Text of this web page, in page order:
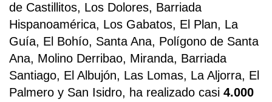
de Castillitos, Los Dolores, Barriada
Hispanoamérica, Los Gabatos, El Plan, La
Guía, El Bohío, Santa Ana, Polígono de Santa
Ana, Molino Derribao, Miranda, Barriada
Santiago, El Albujón, Las Lomas, La Aljorra, El
Palmero y San Isidro, ha realizado casi 4.000